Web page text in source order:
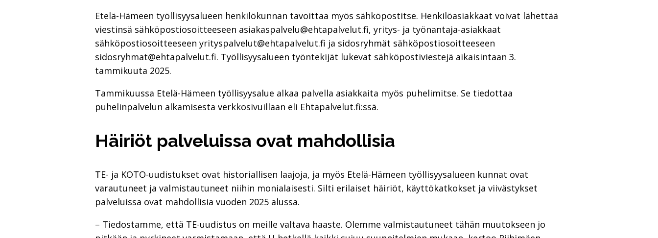
Etelä-Hämeen työllisyysalueen henkilökunnan tavoittaa myös sähköpostitse. Henkilöasiakkaat voivat lähettää
viestinsä sähköpostiosoitteeseen asiakaspalvelu@ehtapalvelut.fi, yritys- ja työnantaja-asiakkaat
sähköpostiosoitteeseen yrityspalvelut@ehtapalvelut.fi ja sidosryhmät sähköpostiosoitteeseen
sidosryhmat@ehtapalvelut.fi. Työllisyysalueen työntekijät lukevat sähköpostiviestejä aikaisintaan 3.
tammikuuta 2025.
Tammikuussa Etelä-Hämeen työllisyysalue alkaa palvella asiakkaita myös puhelimitse. Se tiedottaa
puhelinpalvelun alkamisesta verkkosivuillaan eli Ehtapalvelut.fi:ssä.
Häiriöt palveluissa ovat mahdollisia
TE- ja KOTO-uudistukset ovat historiallisen laajoja, ja myös Etelä-Hämeen työllisyysalueen kunnat ovat
varautuneet ja valmistautuneet niihin monialaisesti. Silti erilaiset häiriöt, käyttökatkokset ja viivästykset
palveluissa ovat mahdollisia vuoden 2025 alussa.
– Tiedostamme, että TE-uudistus on meille valtava haaste. Olemme valmistautuneet tähän muutokseen jo